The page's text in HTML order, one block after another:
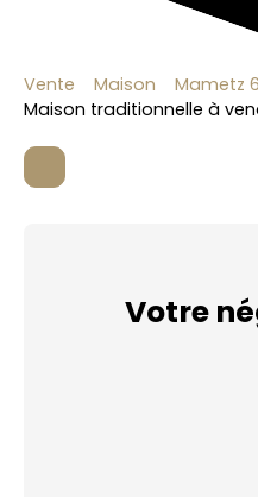
Vente Maison
Mametz
Maison traditionnelle à
Votre